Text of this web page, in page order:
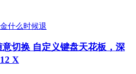
切换 自定义键盘天花板，深
X